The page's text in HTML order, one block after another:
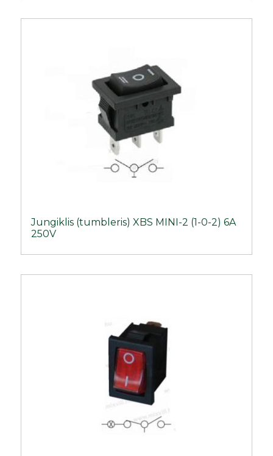
Jungiklis (tumbleris) XBS MINI-2 (1-0-2) 6A
250V